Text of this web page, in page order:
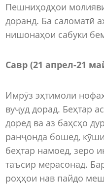
Пешниҳодҳои
доранд. Ба саломатӣ
нишонаҳои сабуки
Савр (21 апрел-21
Имрӯз эҳтимоли
вуҷуд дорад. Беҳтар
доред ва аз баҳсҳо
ранҷонда бошед,
беҳтар намоед, зеро
таъсир мерасонад.
роҳҳои нав пайдо